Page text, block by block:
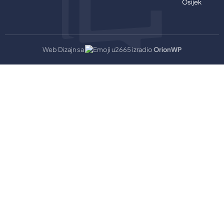
Osijek
Web Dizajn sa izradioOrionWP